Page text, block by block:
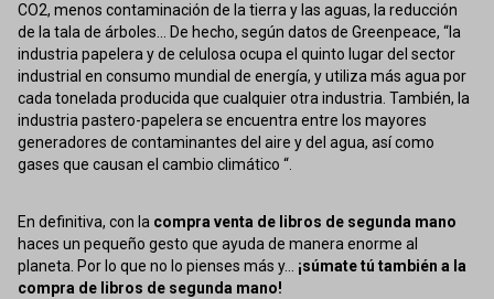
CO2, menos contaminación de la tierra y las aguas, la reducción
de la tala de árboles... De hecho, según datos de Greenpeace, “la
industria papelera y de celulosa ocupa el quinto lugar del sector
industrial en consumo mundial de energía, y utiliza más agua por
cada tonelada producida que cualquier otra industria. También, la
industria pastero-papelera se encuentra entre los mayores
generadores de contaminantes del aire y del agua, así como
gases que causan el cambio climático “.
En definitiva, con la compra venta de libros de segunda mano
haces un pequeño gesto que ayuda de manera enorme al
planeta. Por lo que no lo pienses más y... ¡súmate tú también a la
compra de libros de segunda mano!